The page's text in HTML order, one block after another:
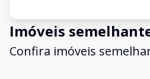
Imóveis
Confira imóveis